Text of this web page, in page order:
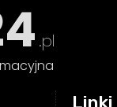
.pl
Linki